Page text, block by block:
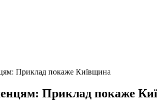
Приклад покаже Київщина
Приклад покаже